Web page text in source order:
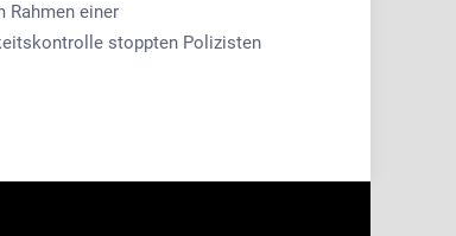
Rahmen einer
stoppten Polizisten